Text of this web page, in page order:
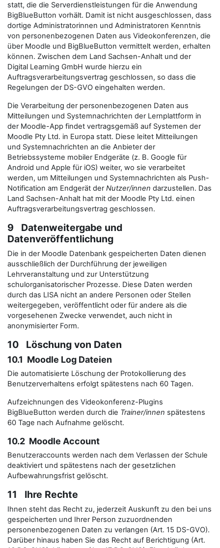
statt, die die Serverdienstleistungen für die Anwendung
BigBlueButton vorhält. Damit ist nicht ausgeschlossen, dass
dortige Administratorinnen und Administratoren Kenntnis
von personenbezogenen Daten aus Videokonferenzen, die
über Moodle und BigBlueButton vermittelt werden, erhalten
können. Zwischen dem Land Sachsen-Anhalt und der
Digital Learning GmbH wurde hierzu ein
Auftragsverarbeitungsvertrag geschlossen, so dass die
Regelungen der DS-GVO eingehalten werden.
Die Verarbeitung der personenbezogenen Daten aus
Mitteilungen und Systemnachrichten der Lernplattform in
der Moodle-App findet vertragsgemäß auf Systemen der
Moodle Pty Ltd. in Europa statt. Diese leitet Mitteilungen
und Systemnachrichten an die Anbieter der
Betriebssysteme mobiler Endgeräte (z. B. Google für
Android und Apple für iOS) weiter, wo sie verarbeitet
werden, um Mitteilungen und Systemnachrichten als Push-
Notification am Endgerät derNutzer/innen darzustellen. Das
Land Sachsen-Anhalt hat mit der Moodle Pty Ltd. einen
Auftragsverarbeitungsvertrag geschlossen.
9 Datenweitergabe und
Datenveröffentlichung
Die in der Moodle Datenbank gespeicherten Daten dienen
ausschließlich der Durchführung der jeweiligen
Lehrveranstaltung und zur Unterstützung
schulorganisatorischer Prozesse. Diese Daten werden
durch das LISA nicht an andere Personen oder Stellen
weitergegeben, veröffentlicht oder für andere als die
vorgesehenen Zwecke verwendet, auch nicht in
anonymisierter Form.
10 Löschung von Daten
10.1 Moodle Log Dateien
Die automatisierte Löschung der Protokollierung des
Benutzerverhaltens erfolgt spätestens nach 60 Tagen.
Aufzeichnungen des Videokonferenz-Plugins
BigBlueButton werden durch die Trainer/innen spätestens
60 Tage nach Aufnahme gelöscht.
10.2 Moodle Account
Benutzeraccounts werden nach dem Verlassen der Schule
deaktiviert und spätestens nach der gesetzlichen
Aufbewahrungsfrist gelöscht.
11 Ihre Rechte
Ihnen steht das Recht zu, jederzeit Auskunft zu den bei uns
gespeicherten und Ihrer Person zuzuordnenden
personenbezogenen Daten zu verlangen (Art. 15 DS-GVO).
Darüber hinaus haben Sie das Recht auf Berichtigung (Art.